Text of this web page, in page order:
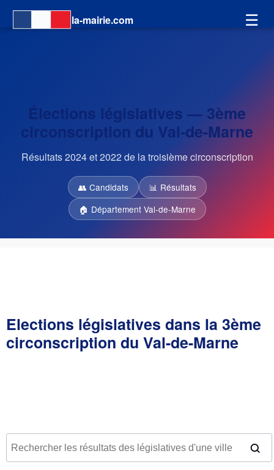
la-mairie.com ☰
Élections législatives — 3ème
circonscription du Val-de-Marne
Résultats 2024 et 2022 de la troisième circonscription
👥 Candidats
📊 Résultats
🏠 Département Val-de-Marne
Elections législatives dans la 3ème
circonscription du Val-de-Marne